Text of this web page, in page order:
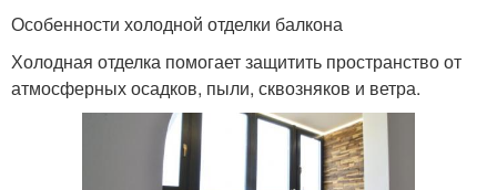
Особенности холодной отделки балкона
Холодная отделка помогает защитить пространство от
атмосферных осадков, пыли, сквозняков и ветра.